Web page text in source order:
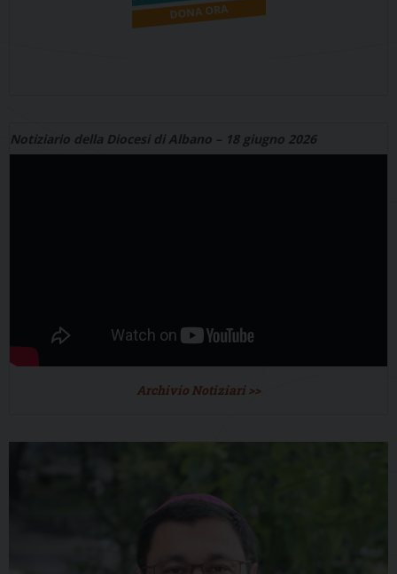
Notiziario della Diocesi di Albano – 18 giugno 2026
Archivio Notiziari >>